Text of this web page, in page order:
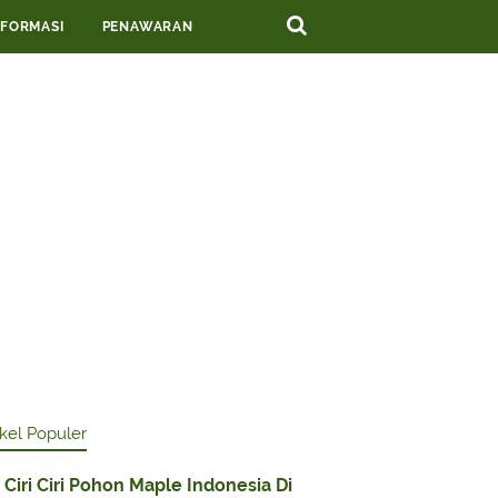
PENAWARAN
Populer
Ciri Ciri Pohon Maple Indonesia Di